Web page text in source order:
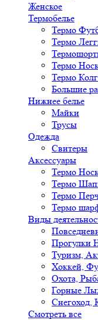
Женское
Термобелье
Термо
Термо
Термо
Термо
Большие
Нижнее белье
Майки
Трусы
Одежда
Свитеры
Аксессуары
Термо
Термо
Термо
Термо
Виды
Прогулки
Туризм,
Хоккей,
Охота,
Горные
Снегоход,
Смотреть все